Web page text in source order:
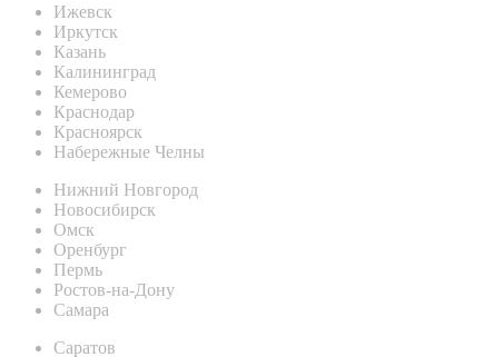
Ижевск
Иркутск
Казань
Калининград
Кемерово
Краснодар
Красноярск
Набережные Челны
Нижний Новгород
Новосибирск
Омск
Оренбург
Пермь
Ростов-на-Дону
Самара
Саратов